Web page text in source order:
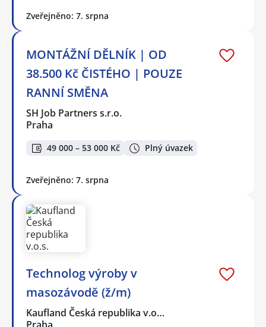
Zveřejněno: 7. srpna
MONTÁŽNÍ DĚLNÍK | OD
38.500 Kč ČISTÉHO | POUZE
RANNÍ SMĚNA
SH Job Partners s.r.o.
Praha
49 000 – 53 000 Kč Plný úvazek
Zveřejněno: 7. srpna
Technolog výroby v
masozávodě (ž/m)
Kaufland Česká republika v.o…